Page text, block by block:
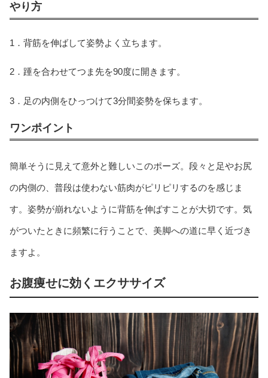
やり方
1．背筋を伸ばして姿勢よく立ちます。
2．踵を合わせてつま先を90度に開きます。
3．足の内側をひっつけて3分間姿勢を保ちます。
ワンポイント
簡単そうに見えて意外と難しいこのポーズ。段々と足やお尻
の内側の、普段は使わない筋肉がピリピリするのを感じま
す。姿勢が崩れないように背筋を伸ばすことが大切です。気
がついたときに頻繁に行うことで、美脚への道に早く近づき
ますよ。
お腹痩せに効くエクササイズ